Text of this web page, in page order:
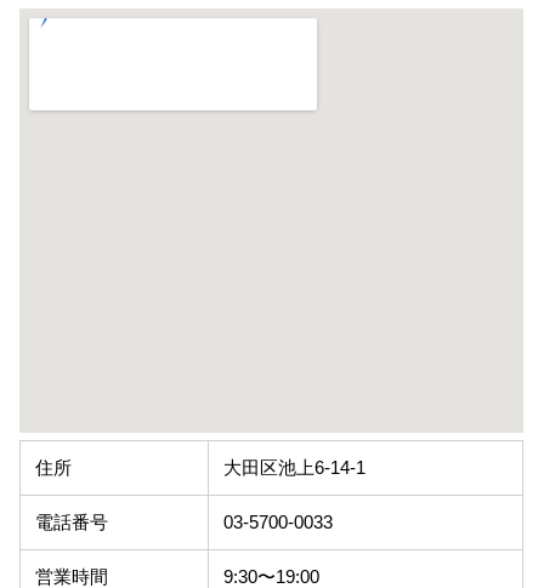
住所 大田区池上6-14-1
電話番号 03-5700-0033
営業時間 9:30〜19:00